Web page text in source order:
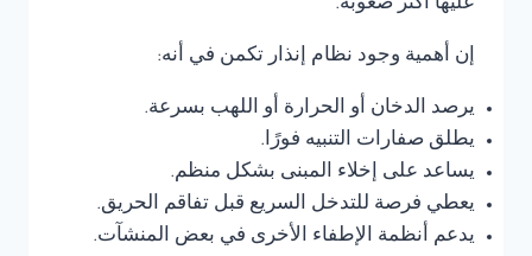
عليها أكثر صعوبة.
إن أهمية وجود نظام إنذار تكمن في أنه:
يرصد الدخان أو الحرارة أو اللهب بسرعة.
يطلق صفارات التنبيه فورًا.
يساعد على إخلاء المبنى بشكل منظم.
يعطي فرصة للتدخل السريع قبل تفاقم الحريق.
يدعم أنظمة الإطفاء الأخرى في بعض المنشآت.